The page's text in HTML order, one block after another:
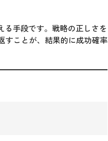
手段です。戦略の正しさを
すことが、結果的に成功確率